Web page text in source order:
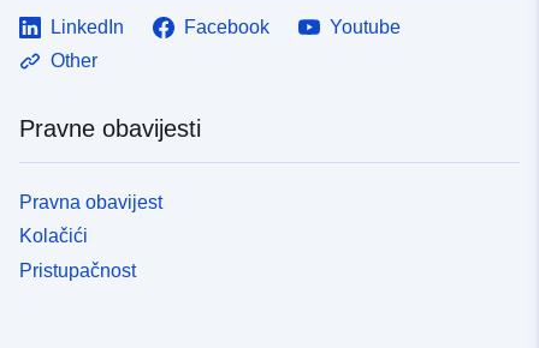
LinkedIn Facebook
Youtube
Other
Pravne obavijesti
Pravna obavijest
Kolačići
Pristupačnost